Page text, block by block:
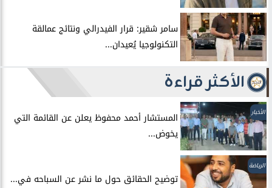
سامر شقير: قرار الفيدرالي ونتائج عمالقة
التكنولوجيا يُعيدان...
الأكثر قراءة
الأخبار
المستشار أحمد محفوظ يعلن عن القائمة التي
يخوض...
الرياضة
توضيح الحقائق حول ما نشر عن السباحه في...